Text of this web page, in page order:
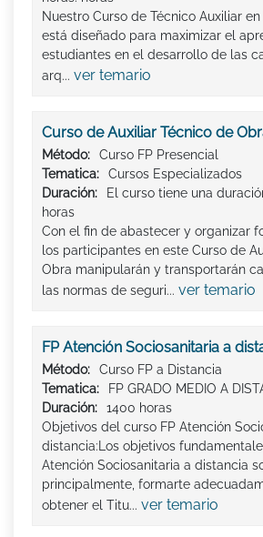
Nuestro Curso de Técnico Auxiliar
está diseñado para maximizar el
estudiantes en el desarrollo de las
arq... ver temario
Curso de Auxiliar Técnico de
Método:
Curso FP Presencial
Tematica:
Cursos Especializados
Duración:
El curso tiene una
horas
Con el fin de abastecer y organizar
los participantes en este Curso de
Obra manipularán y transportarán
las normas de seguri... ver temario
FP Atención Sociosanitaria a
Método:
Curso FP a Distancia
Tematica:
FP GRADO MEDIO A
Duración:
1400 horas
Objetivos del curso FP Atención
distancia:Los objetivos
Atención Sociosanitaria a distancia
principalmente, formarte
obtener el Titu... ver temario